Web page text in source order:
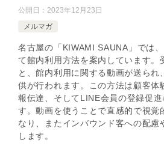
公開日： 2023年12月23日
メルマガ
名古屋の「KIWAMI SAUNA」では
て館内利用方法を案内しています。
と、館内利用に関する動画が送られ
供が行われます。この方法は顧客体
報伝達、そしてLINE会員の登録促
す。動画を使うことで直感的で視覚
なり、またインバウンド客への配慮
します。